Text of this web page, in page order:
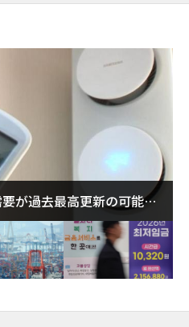
が過去最高更新の可能性